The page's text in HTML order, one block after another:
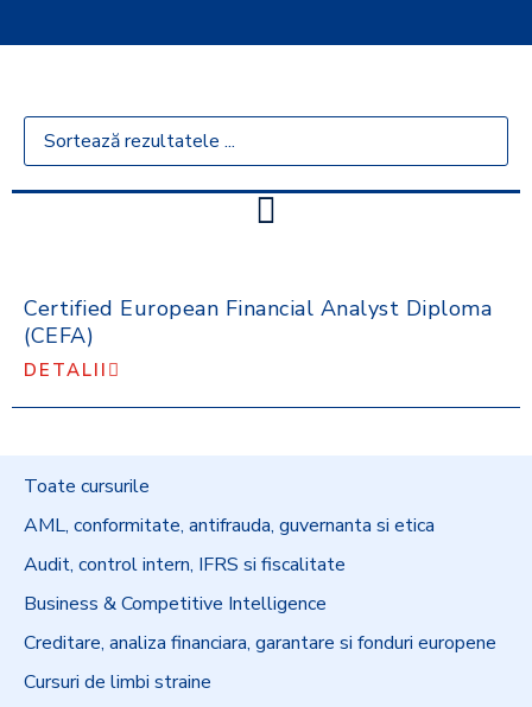
Toate cursurile
AML, conformitate, antifrauda, guvernanta si etica
Audit, control intern, IFRS si fiscalitate
Business & Competitive Intelligence
Creditare, analiza financiara, garantare si fonduri europene
Cursuri de limbi straine
Certified European Financial Analyst Diploma
(CEFA)
DETALII